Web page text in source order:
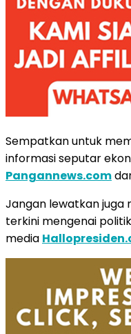
Sempatkan untuk
informasi seputar
Pangannews.com
Jangan lewatkan juga
terkini mengenai
media